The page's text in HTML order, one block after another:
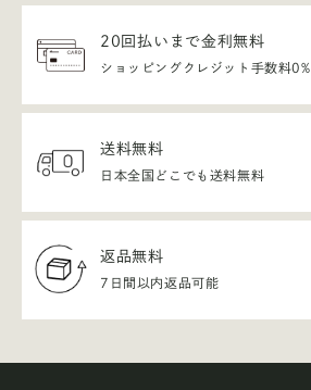
20回払いまで金利無料
ショッピングクレジット手数料0%
送料無料
日本全国どこでも送料無料
返品無料
7日間以内返品可能